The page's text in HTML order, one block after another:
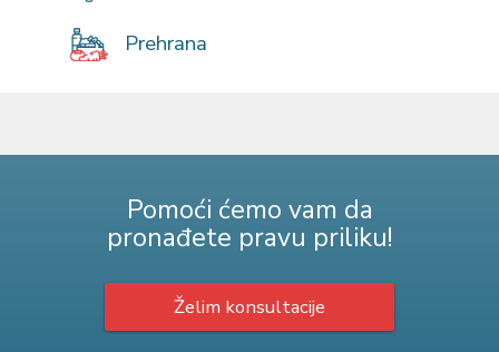
Prehrana
Pomoći ćemo vam da
pronađete pravu priliku!
Želim konsultacije